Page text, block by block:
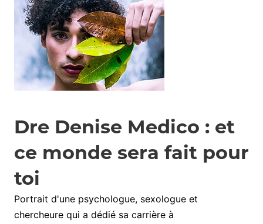
Dre Denise Medico : et
ce monde sera fait pour
toi
Portrait d'une psychologue, sexologue et
chercheure qui a dédié sa carrière à